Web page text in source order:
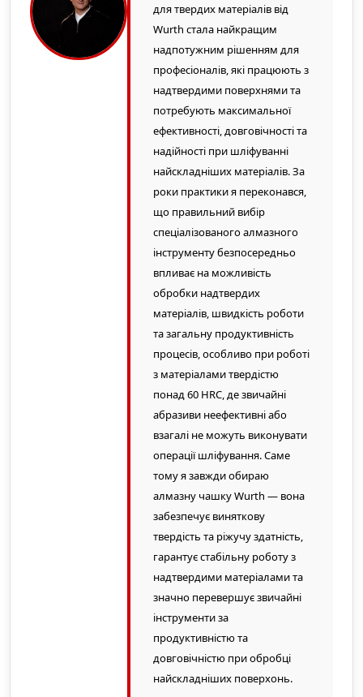
для твердих матеріалів від
Wurth стала найкращим
надпотужним рішенням для
професіоналів, які працюють з
надтвердими поверхнями та
потребують максимальної
ефективності, довговічності та
надійності при шліфуванні
найскладніших матеріалів. За
роки практики я переконався,
що правильний вибір
спеціалізованого алмазного
інструменту безпосередньо
впливає на можливість
обробки надтвердих
матеріалів, швидкість роботи
та загальну продуктивність
процесів, особливо при роботі
з матеріалами твердістю
понад 60 HRC, де звичайні
абразиви неефективні або
взагалі не можуть виконувати
операції шліфування. Саме
тому я завжди обираю
алмазну чашку Wurth — вона
забезпечує виняткову
твердість та ріжучу здатність,
гарантує стабільну роботу з
надтвердими матеріалами та
значно перевершує звичайні
інструменти за
продуктивністю та
довговічністю при обробці
найскладніших поверхонь.